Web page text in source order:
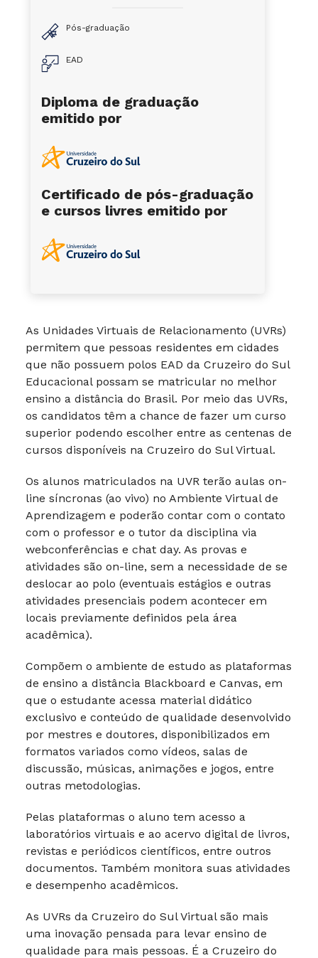
As Unidades Virtuais de Relacionamento (UVRs)
permitem que pessoas residentes em cidades
que não possuem polos EAD da Cruzeiro do Sul
Educacional possam se matricular no melhor
ensino a distância do Brasil. Por meio das UVRs,
os candidatos têm a chance de fazer um curso
superior podendo escolher entre as centenas de
cursos disponíveis na Cruzeiro do Sul Virtual.
Os alunos matriculados na UVR terão aulas on-
line síncronas (ao vivo) no Ambiente Virtual de
Aprendizagem e poderão contar com o contato
com o professor e o tutor da disciplina via
webconferências e chat day. As provas e
atividades são on-line, sem a necessidade de se
deslocar ao polo (eventuais estágios e outras
atividades presenciais podem acontecer em
locais previamente definidos pela área
acadêmica).
Compõem o ambiente de estudo as plataformas
de ensino a distância Blackboard e Canvas, em
que o estudante acessa material didático
exclusivo e conteúdo de qualidade desenvolvido
por mestres e doutores, disponibilizados em
formatos variados como vídeos, salas de
discussão, músicas, animações e jogos, entre
outras metodologias.
Pelas plataformas o aluno tem acesso a
laboratórios virtuais e ao acervo digital de livros,
revistas e periódicos científicos, entre outros
documentos. Também monitora suas atividades
e desempenho acadêmicos.
As UVRs da Cruzeiro do Sul Virtual são mais
uma inovação pensada para levar ensino de
qualidade para mais pessoas. É a Cruzeiro do
Pós-graduação
EAD
Diploma de graduação
emitido por
Certificado de pós-graduação
e cursos livres emitido por